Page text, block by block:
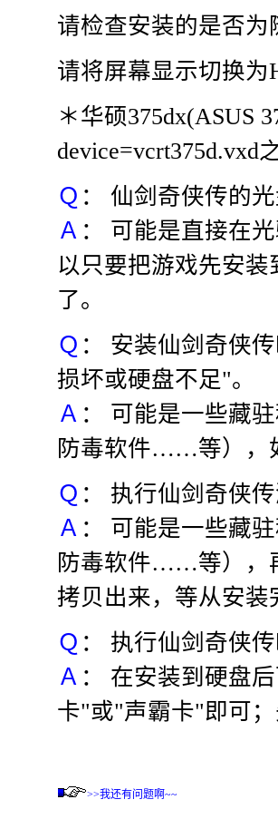
请检查安装的是否
请将屏幕显示切换
＊华硕375dx(ASUS
Ｑ ： 仙剑奇侠传的
Ａ ： 可能是直接在
以只要把游戏先安
了。
Ｑ ： 安装仙剑奇侠
损坏或硬盘不足"。
Ａ ： 可能是一些藏
防毒软件……等），
Ｑ ： 执行仙剑奇侠
Ａ ： 可能是一些藏
防毒软件……等），
拷贝出来，等从安装
Ｑ ： 执行仙剑奇侠
Ａ ： 在安装到硬盘
卡"或"声霸卡"即可
>>我还有问题啊~~